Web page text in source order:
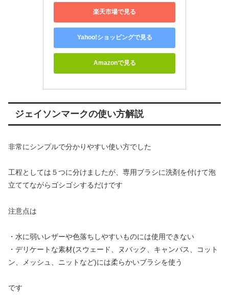
楽天市場で見る
Yahoo!ショッピングで見る
Amazonで見る
ジェイソンマークの使い方解説
非常にシンプルで分かりやすい使い方でした
工程としては５つに分けましたが、専用ブラシに洗剤を付けて泡
立ててながらゴシゴシするだけです
注意点は
・水に弱いレザーや色落ちしやすいものには使用できない
・デリケートな素材(スウェード、ヌバック、キャンバス、コット
ン、メッシュ、ニットなど)には柔らかいブラシを使う
です